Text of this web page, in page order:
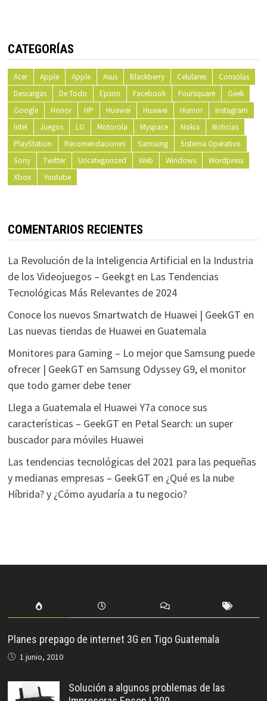
CATEGORÍAS
Acer Apple Apple Asus Blackberry Celulares
Consolas
Descargas
De Todo Epson Facebook Foursquare
Geek
Google
Honor HP Huawei Huawei Humor
Instagram
Intel
Juegos LG Motorola Myspace Nokia
Noticias
PlayStation
Recomendaciones Samsung
Sistema Operativo
Sony
Twitter Uncategorized Web Windows
Wordpress
Xbox
Youtube
COMENTARIOS RECIENTES
La Revolución de la Inteligencia Artificial en la Industria
de los Videojuegos – Geekgten Las Tendencias
Tecnológicas Más Relevantes de 2024
Conoce los nuevos Smartwatch de Huawei | GeekGT en
Las nuevas tiendas de Huawei en Guatemala
Monitores para Gaming – Lo mejor que Samsung puede
ofrecer | GeekGT en Samsung Odyssey G9, el monitor
que todo gamer debe tener
Llega a Guatemala el Huawei Y7a conoce sus
características – GeekGT en Petal Search: un super
buscador para móviles Huawei
Las tendencias tecnológicas del 2021 para las pequeñas
y medianas empresas – GeekGT en ¿Qué es la nube
Híbrida? y ¿Cómo ayudaría a tu negocio?
Planes prepago de internet 3G en Tigo Guatemala
1 junio, 2010
Solución a algunos problemas de las